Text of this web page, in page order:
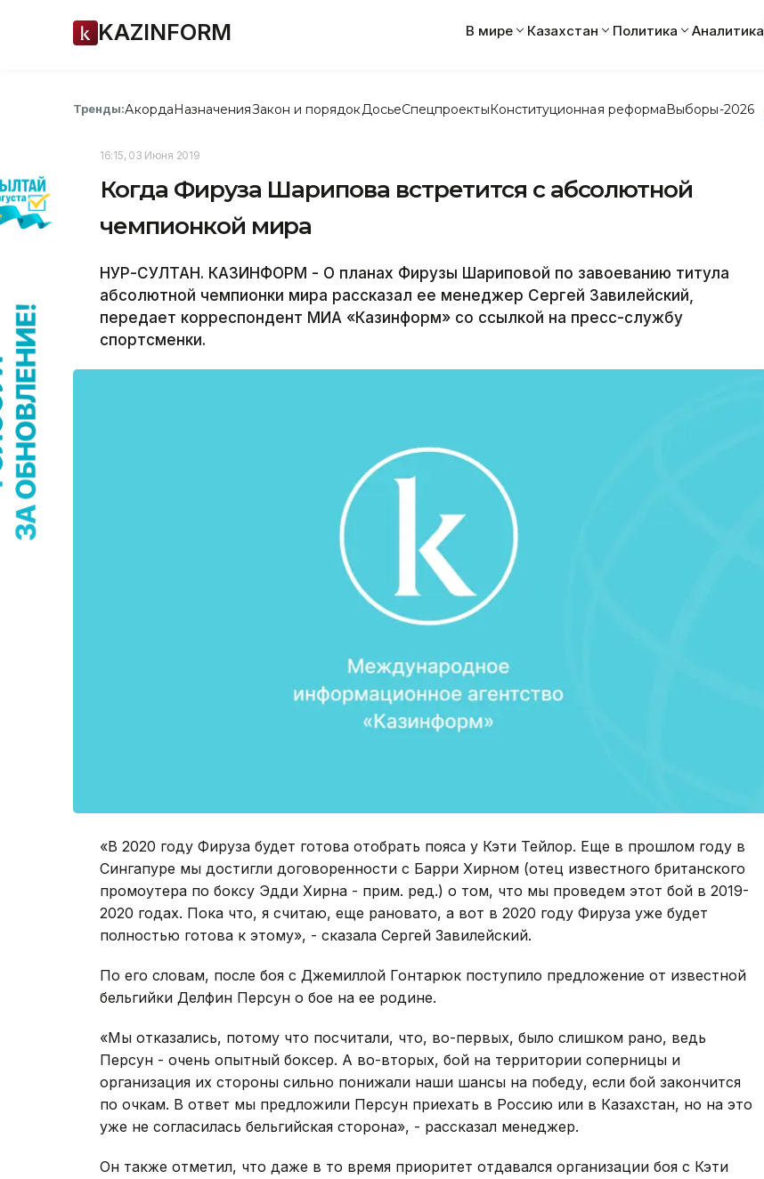
KAZINFORM В мире Казахстан Политика Аналитика
Тренды:АкордаНазначенияЗакон и порядок ДосьеСпецпроектыКонституционная реформаВыборы-2026
16:15, 03 Июня 2019
Когда Фируза Шарипова встретится с абсолютной
чемпионкой мира
НУР-СУЛТАН. КАЗИНФОРМ - О планах Фирузы Шариповой по завоеванию титула
абсолютной чемпионки мира рассказал ее менеджер Сергей Завилейский,
передает корреспондент МИА «Казинформ» со ссылкой на пресс-службу
спортсменки.
«В 2020 году Фируза будет готова отобрать пояса у Кэти Тейлор. Еще в прошлом году в
Сингапуре мы достигли договоренности с Барри Хирном (отец известного британского
промоутера по боксу Эдди Хирна - прим. ред.) о том, что мы проведем этот бой в 2019-
2020 годах. Пока что, я считаю, еще рановато, а вот в 2020 году Фируза уже будет
полностью готова к этому», - сказала Сергей Завилейский.
По его словам, после боя с Джемиллой Гонтарюк поступило предложение от известной
бельгийки Делфин Персун о бое на ее родине.
«Мы отказались, потому что посчитали, что, во-первых, было слишком рано, ведь
Персун - очень опытный боксер. А во-вторых, бой на территории соперницы и
организация их стороны сильно понижали наши шансы на победу, если бой закончится
по очкам. В ответ мы предложили Персун приехать в Россию или в Казахстан, но на это
уже не согласилась бельгийская сторона», - рассказал менеджер.
Он также отметил, что даже в то время приоритет отдавался организации боя с Кэти